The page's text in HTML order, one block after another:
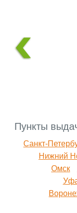
Пункты
Санкт-
Нижний
Омск